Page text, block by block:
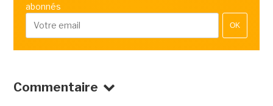
abonnés
OK
Commentaire